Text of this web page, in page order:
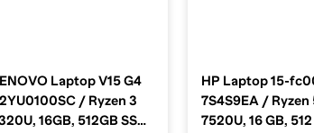
Laptop V15 G4
/ Ryzen 3
16GB, 512GB SSD,
HP Laptop 15-
7S4S9EA / Ryzen
7520U, 16 GB,